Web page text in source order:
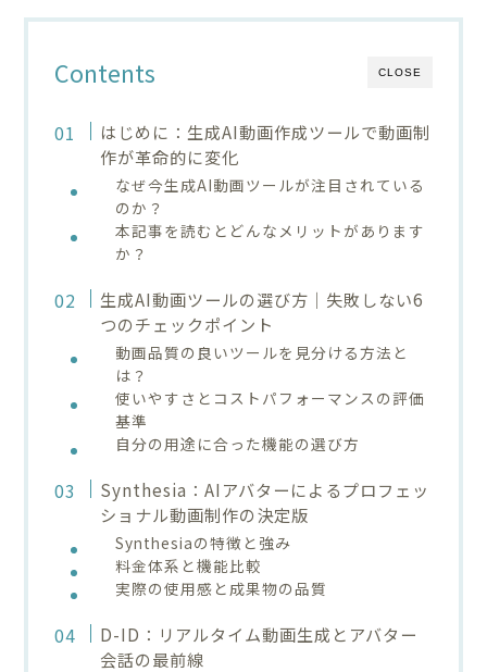
CLOSE
Contents
はじめに：生成AI動画作成ツールで動画制
作が革命的に変化
なぜ今生成AI動画ツールが注目されている
のか？
本記事を読むとどんなメリットがあります
か？
生成AI動画ツールの選び方｜失敗しない6
つのチェックポイント
動画品質の良いツールを見分ける方法と
は？
使いやすさとコストパフォーマンスの評価
基準
自分の用途に合った機能の選び方
Synthesia：AIアバターによるプロフェッ
ショナル動画制作の決定版
Synthesiaの特徴と強み
料金体系と機能比較
実際の使用感と成果物の品質
D-ID：リアルタイム動画生成とアバター
会話の最前線